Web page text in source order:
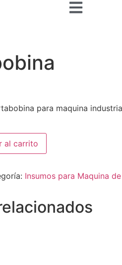
para maquina
al carrito
Insumos para Maquina